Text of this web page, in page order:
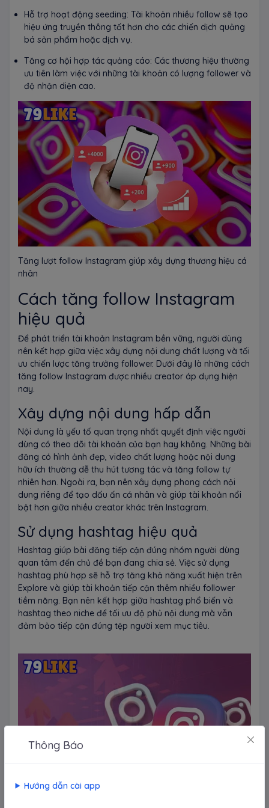
Hỗ trợ hoạt động seeding: Tài khoản nhiều follow sẽ tạo
hiệu ứng truyền thông tốt hơn cho các chiến dịch quảng
bá sản phẩm hoặc dịch vụ.
Tăng cơ hội hợp tác quảng cáo: Các thương hiệu thường
ưu tiên làm việc với những tài khoản có lượng follower và
độ nhận diện cao.
Tăng lượt follow Instagram giúp xây dựng thương hiệu cá
nhân
Cách tăng follow Instagram
hiệu quả
Để phát triển tài khoản Instagram bền vững, người dùng
nên kết hợp giữa việc xây dựng nội dung chất lượng và tối
ưu chiến lược tăng trưởng follower. Dưới đây là những cách
tăng follow Instagram được nhiều creator áp dụng hiện
nay.
Xây dựng nội dung hấp dẫn
Nội dung là yếu tố quan trọng nhất quyết định việc người
dùng có theo dõi tài khoản của bạn hay không. Những bài
đăng có hình ảnh đẹp, video chất lượng hoặc nội dung
hữu ích thường dễ thu hút tương tác và tăng follow tự
nhiên hơn. Ngoài ra, bạn nên xây dựng phong cách nội
dung riêng để tạo dấu ấn cá nhân và giúp tài khoản nổi
bật hơn giữa nhiều creator khác trên Instagram.
Sử dụng hashtag hiệu quả
Hashtag giúp bài đăng tiếp cận đúng nhóm người dùng
quan tâm đến chủ đề bạn đang chia sẻ. Việc sử dụng
hashtag phù hợp sẽ hỗ trợ tăng khả năng xuất hiện trên
Explore và giúp tài khoản tiếp cận thêm nhiều follower
tiềm năng. Bạn nên kết hợp giữa hashtag phổ biến và
hashtag theo niche để tối ưu độ phủ nội dung mà vẫn
đảm bảo tiếp cận đúng tệp người xem mục tiêu.
Thông Báo
Hướng dẫn cài app